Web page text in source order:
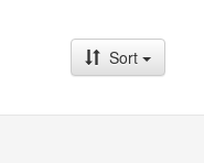
Sort